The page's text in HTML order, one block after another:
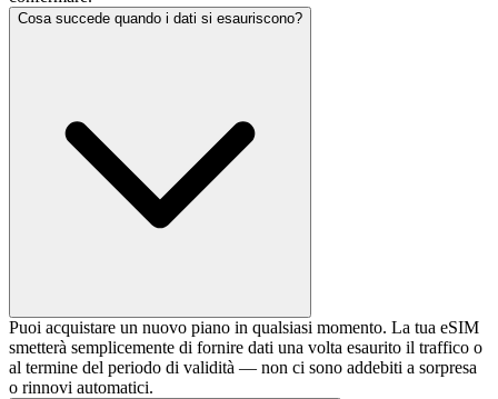
Cosa succede quando i dati si esauriscono?
Puoi acquistare un nuovo piano in qualsiasi momento. La tua eSIM
smetterà semplicemente di fornire dati una volta esaurito il traffico o
al termine del periodo di validità — non ci sono addebiti a sorpresa
o rinnovi automatici.